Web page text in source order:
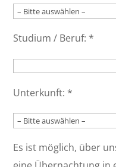
Studium / Beruf: *
Unterkunft: *
Es ist möglich, über